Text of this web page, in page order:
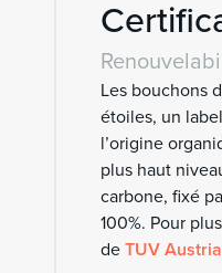
Les bouchons
étoiles, un
l’origine
plus haut
carbone, fixé
100%. Pour
deTUV Austria